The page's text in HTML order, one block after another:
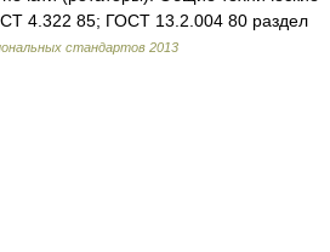
4.322 85; ГОСТ 13.2.004 80 раздел
стандартов 2013